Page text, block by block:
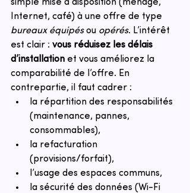
simple mise à disposition (ménage,
Internet, café) à une offre de type
bureaux équipés ou opérés. L’intérêt
est clair : vous réduisez les délais
d’installation et vous améliorez la
comparabilité de l’offre. En
contrepartie, il faut cadrer :
la répartition des responsabilités
(maintenance, pannes,
consommables),
la refacturation
(provisions/forfait),
l’usage des espaces communs,
la sécurité des données (Wi-Fi